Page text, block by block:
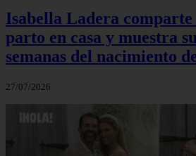
Isabella Ladera comparte
parto en casa y muestra
semanas del nacimiento
27/07/2026